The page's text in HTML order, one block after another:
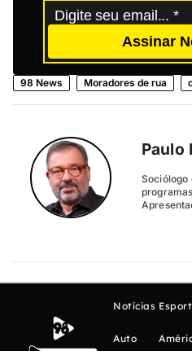
Assinar
98 News Moradores de rua
Paulo
Sociólogo
Notícias
Auto